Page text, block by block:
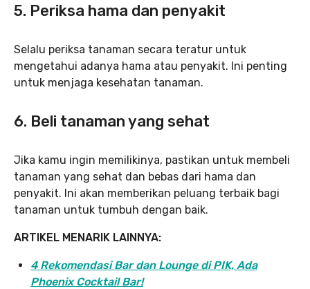
5. Periksa hama dan penyakit
Selalu periksa tanaman secara teratur untuk
mengetahui adanya hama atau penyakit. Ini penting
untuk menjaga kesehatan tanaman.
6. Beli tanaman yang sehat
Jika kamu ingin memilikinya, pastikan untuk membeli
tanaman yang sehat dan bebas dari hama dan
penyakit. Ini akan memberikan peluang terbaik bagi
tanaman untuk tumbuh dengan baik.
ARTIKEL MENARIK LAINNYA:
4 Rekomendasi Bar dan Lounge di PIK, Ada
Phoenix Cocktail Bar!